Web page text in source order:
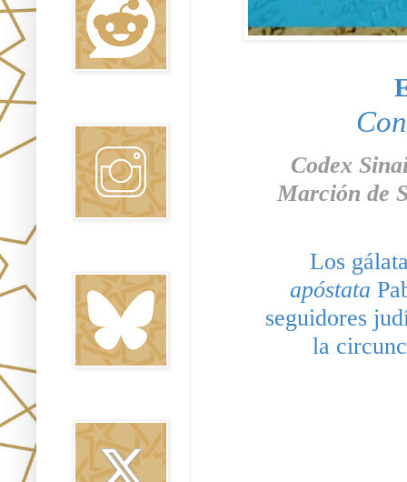
Codex
Marción de
apóstata
seguidores
la